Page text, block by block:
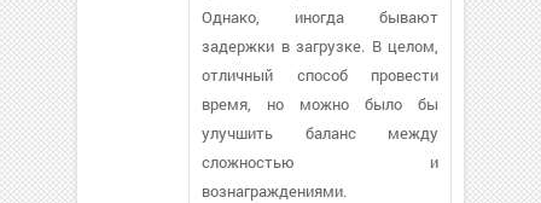
Однако, иногда бывают
задержки в загрузке. В целом,
отличный способ провести
время, но можно было бы
улучшить баланс между
сложностью и
вознаграждениями.